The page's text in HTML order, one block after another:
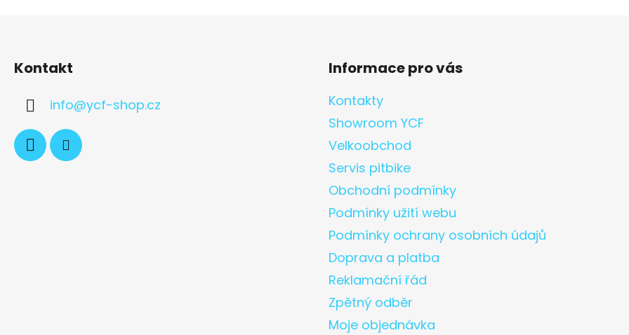
Kontakt
info@ycf-shop.cz
Informace pro vás
Kontakty
Showroom YCF
Velkoobchod
Servis pitbike
Obchodní podmínky
Podmínky užití webu
Podmínky ochrany osobních údajů
Doprava a platba
Reklamační řád
Zpětný odběr
Moje objednávka